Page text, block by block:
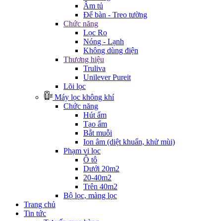
Âm tủ
Để bàn - Treo tường
Chức năng
Lọc Ro
Nóng - Lạnh
Không dùng điện
Thương hiệu
Truliva
Unilever Pureit
Lõi lọc
Máy lọc không khí
Chức năng
Hút ẩm
Tạo ẩm
Bắt muỗi
Ion âm (diệt khuẩn, khử mùi)
Phạm vi lọc
Ô tô
Dưới 20m2
20-40m2
Trên 40m2
Bộ lọc, màng lọc
Trang chủ
Tin tức